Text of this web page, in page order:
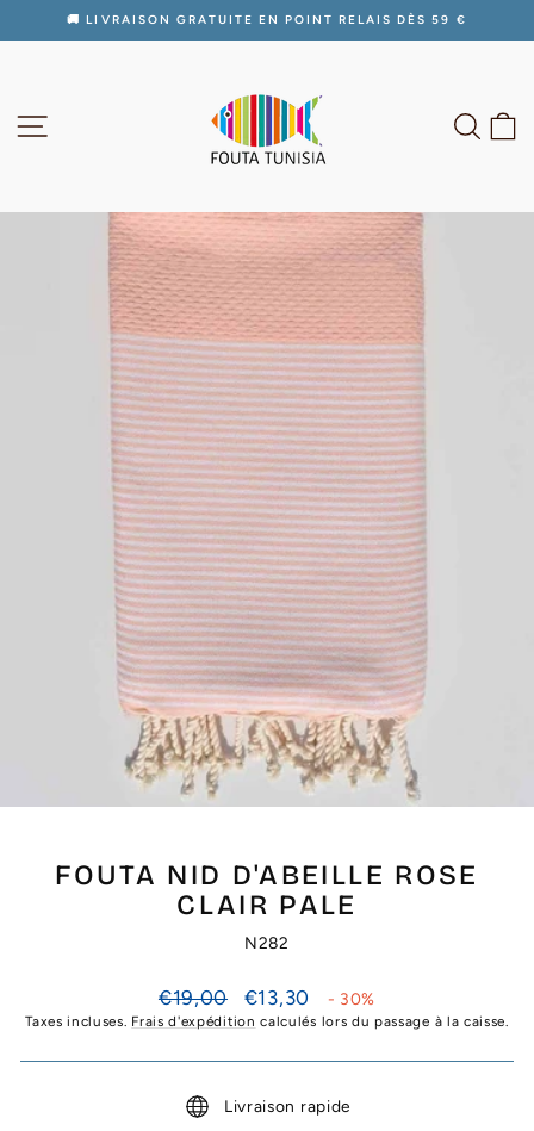
Diaporama
🚚 LIVRAISON GRATUITE EN POINT RELAIS DÈS 59 €
FOUTA NID D'ABEILLE ROSE
CLAIR PALE
N282
Prix
régulier
€19,00
Prix
réduit
€13,30 - 30%
Taxes incluses. Frais d'expédition calculés lors du passage à la caisse.
Livraison rapide